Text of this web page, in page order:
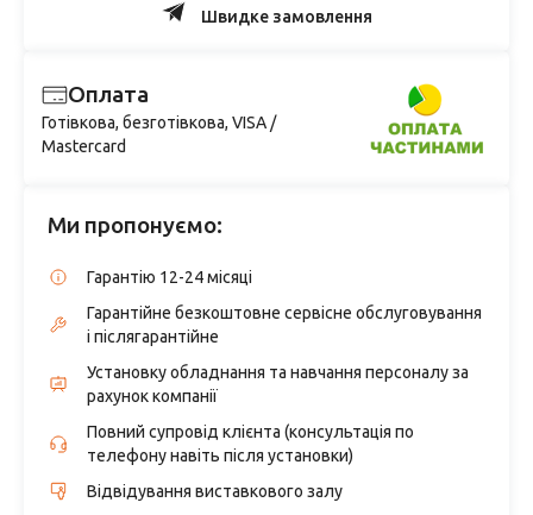
Швидке замовлення
Оплата
Готівкова, безготівкова, VISA /
Mastercard
Ми пропонуємо:
Гарантію 12-24 місяці
Гарантійне безкоштовне сервісне обслуговування
і післягарантійне
Установку обладнання та навчання персоналу за
рахунок компанії
Повний супровід клієнта (консультація по
телефону навіть після установки)
Відвідування виставкового залу